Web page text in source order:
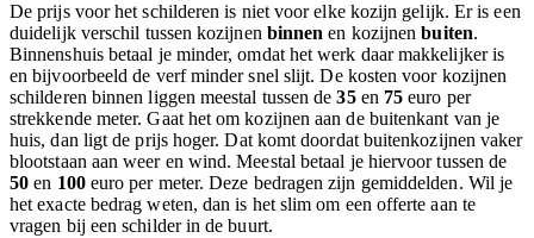
De prijs voor het schilderen is niet voor elke kozijn gelijk. Er is een
duidelijk verschil tussen kozijnen binnen en kozijnenbuiten.
Binnenshuis betaal je minder, omdat het werk daar makkelijker is
en bijvoorbeeld de verf minder snel slijt. De kosten voor kozijnen
schilderen binnen liggen meestal tussen de35en 75 euro per
strekkende meter. Gaat het om kozijnen aan de buitenkant van je
huis, dan ligt de prijs hoger. Dat komt doordat buitenkozijnen vaker
blootstaan aan weer en wind. Meestal betaal je hiervoor tussen de
50 en 100euro per meter. Deze bedragen zijn gemiddelden. Wil je
het exacte bedrag weten, dan is het slim om een offerte aan te
vragen bij een schilder in de buurt.